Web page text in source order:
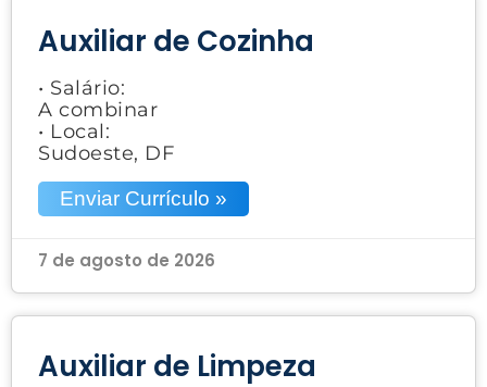
Auxiliar de Cozinha
• Salário:
A combinar
• Local:
Sudoeste, DF
Enviar Currículo »
7 de agosto de 2026
Auxiliar de Limpeza